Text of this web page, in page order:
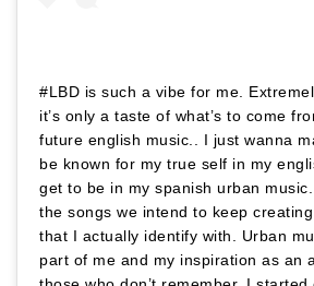
#LBD is such a vibe for me.
it’s only a taste of what’s to come
future english music.. I just wanna
be known for my true self in my
get to be in my spanish urban
the songs we intend to keep
that I actually identify with. Urban
part of me and my inspiration as an